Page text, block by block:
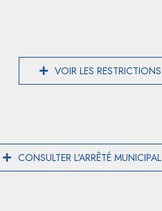
VOIR LES RESTRICTIONS
CONSULTER L'ARRÊTÉ MUNICIPAL